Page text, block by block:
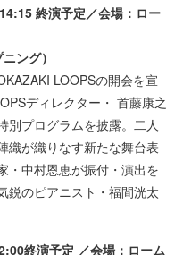
終演予定／会場：ロー
ング）
LOOPSの開会を宣
ディレクター・ 首藤康之
別プログラムを披露。二人
織が織りなす新たな舞台表
・中村恩恵が振付・演出を
鋭のピアニスト・福間洸太
終演予定 ／会場：ローム